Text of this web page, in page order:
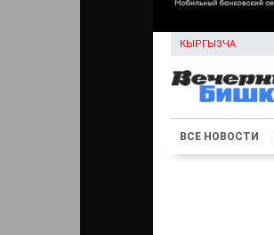
КЫРГЫЗЧА
ВСЕ НОВОСТИ